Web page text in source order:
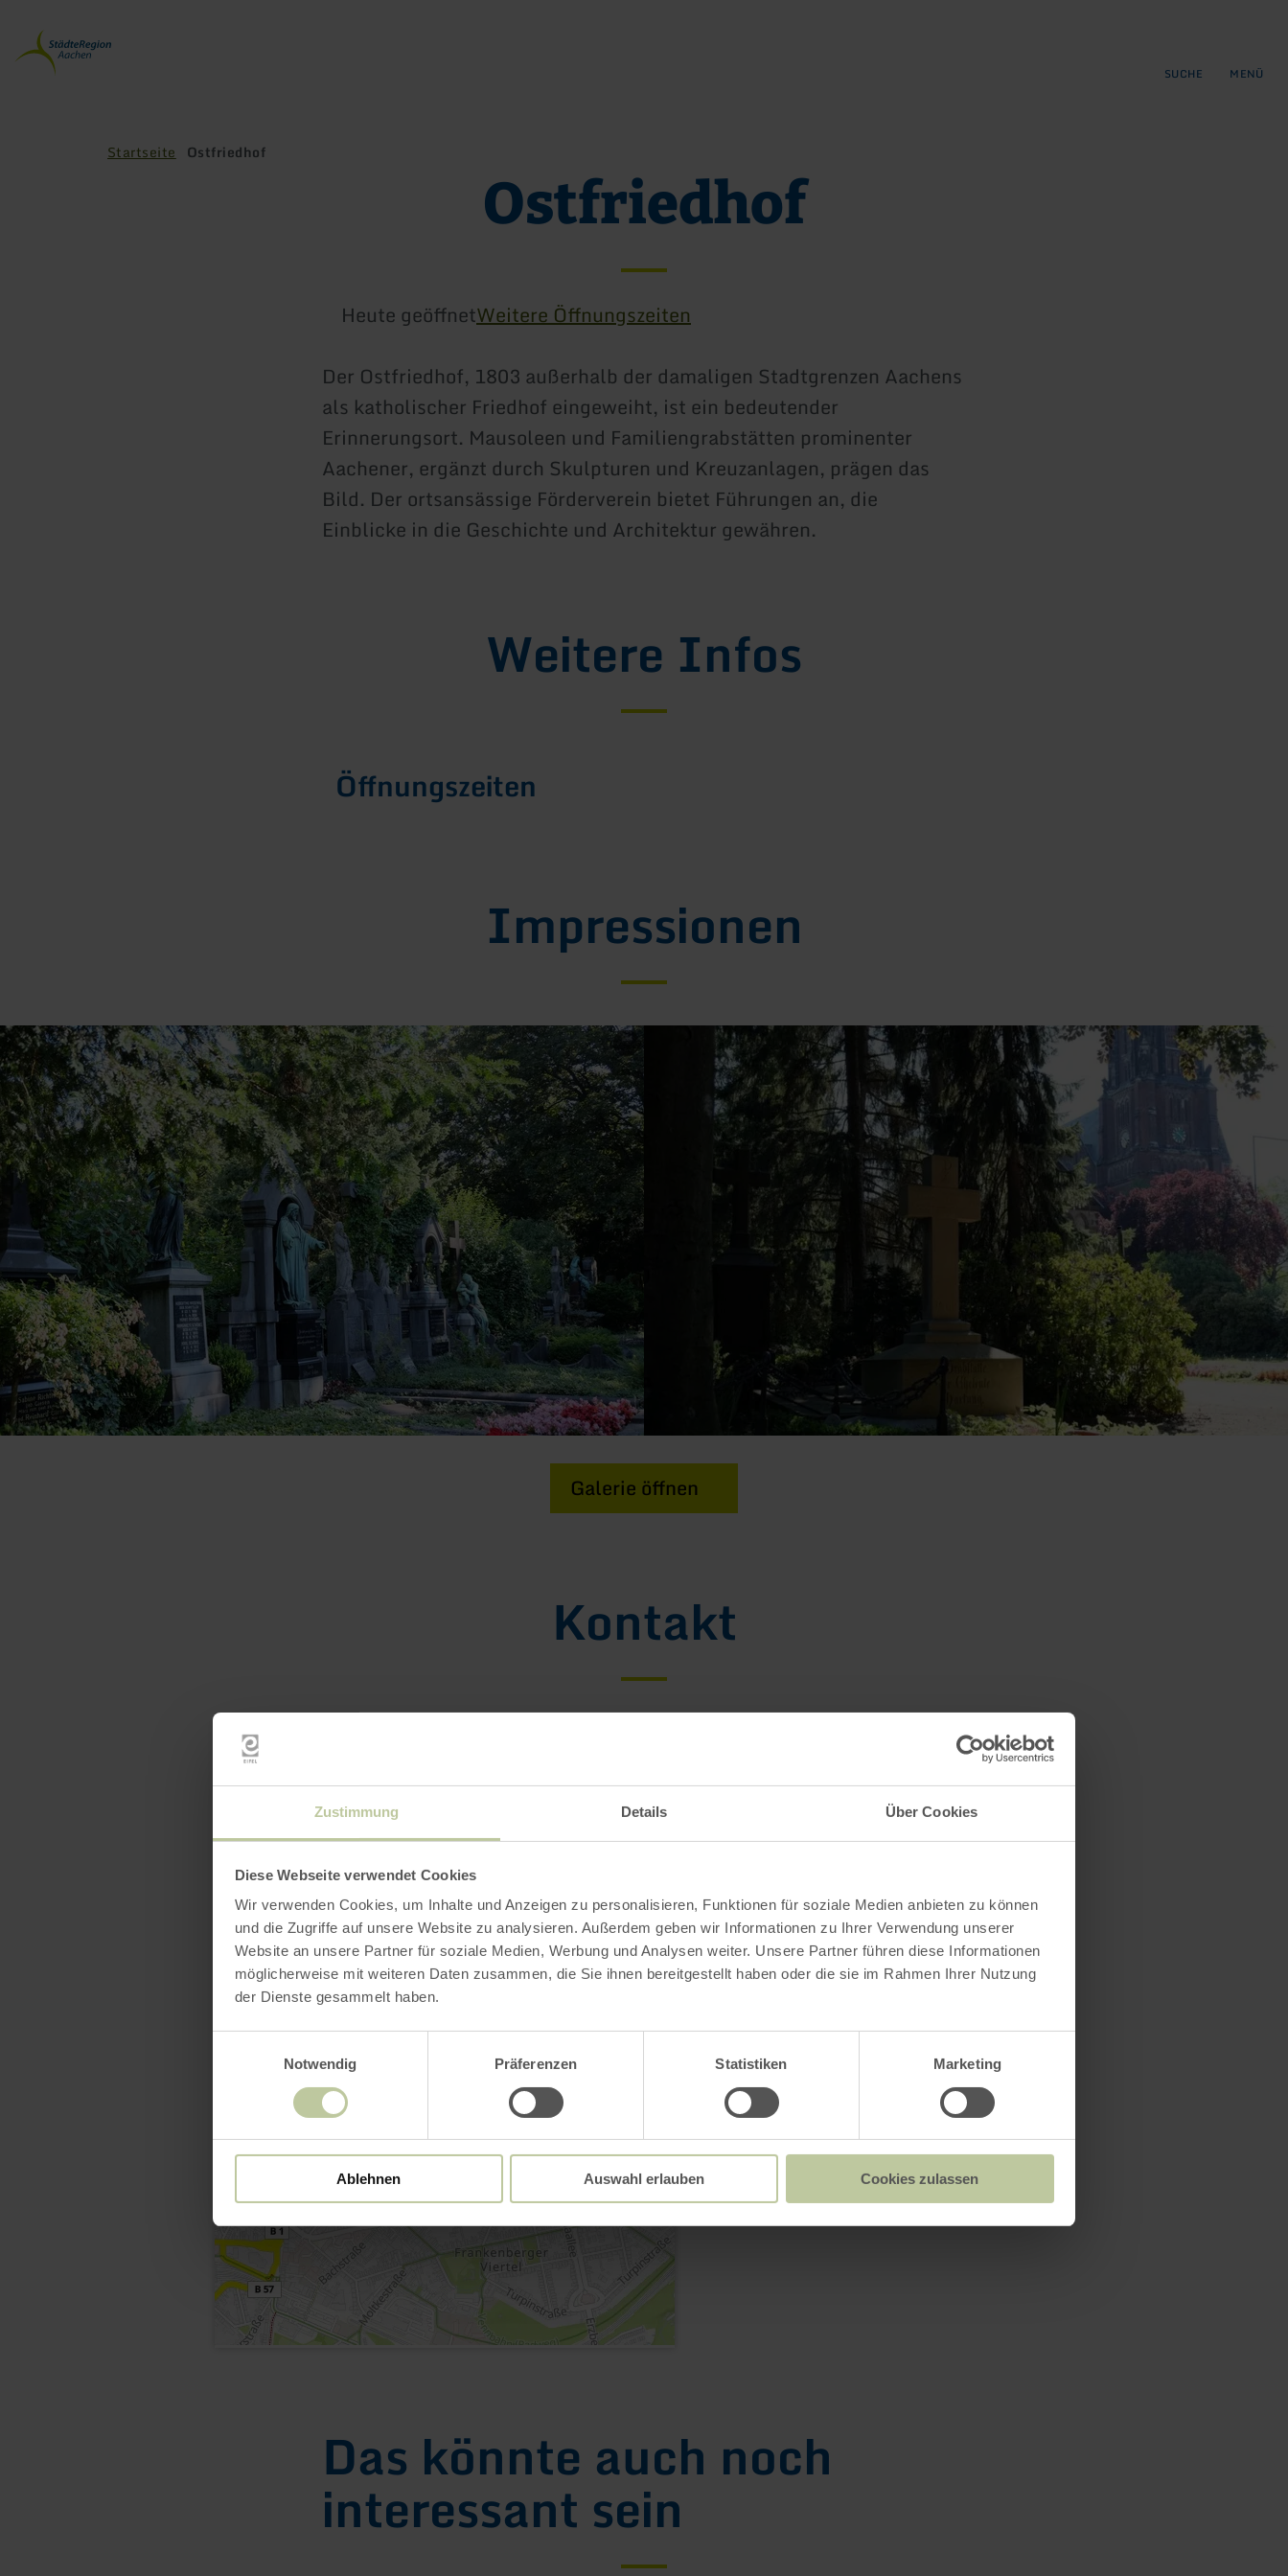
Zustimmung Details Über Cookies
Diese Webseite verwendet Cookies
Wir verwenden Cookies, um Inhalte und Anzeigen zu personalisieren, Funktionen für soziale Medien anbieten zu können
und die Zugriffe auf unsere Website zu analysieren. Außerdem geben wir Informationen zu Ihrer Verwendung unserer
Website an unsere Partner für soziale Medien, Werbung und Analysen weiter. Unsere Partner führen diese Informationen
möglicherweise mit weiteren Daten zusammen, die Sie ihnen bereitgestellt haben oder die sie im Rahmen Ihrer Nutzung
der Dienste gesammelt haben.
Notwendig
Präferenzen Statistiken Marketing
Ablehnen Auswahl erlauben Cookies zulassen
Zurück
zur
Startseite
SUCHE MENÜ
Startseite Ostfriedhof
Ostfriedhof
Heute geöffnetWeitere Öffnungszeiten
Der Ostfriedhof, 1803 außerhalb der damaligen Stadtgrenzen Aachens
als katholischer Friedhof eingeweiht, ist ein bedeutender
Erinnerungsort. Mausoleen und Familiengrabstätten prominenter
Aachener, ergänzt durch Skulpturen und Kreuzanlagen, prägen das
Bild. Der ortsansässige Förderverein bietet Führungen an, die
Einblicke in die Geschichte und Architektur gewähren.
Weitere Infos
Öffnungszeiten
Impressionen
Galerie öffnen
Kontakt
Ostfriedhof
Adalbertsteinweg 123
52070 Aachen
in Karte anzeigen
aachen tourist service e.v.
E-Mail
Webseite
Das könnte auch noch
interessant sein